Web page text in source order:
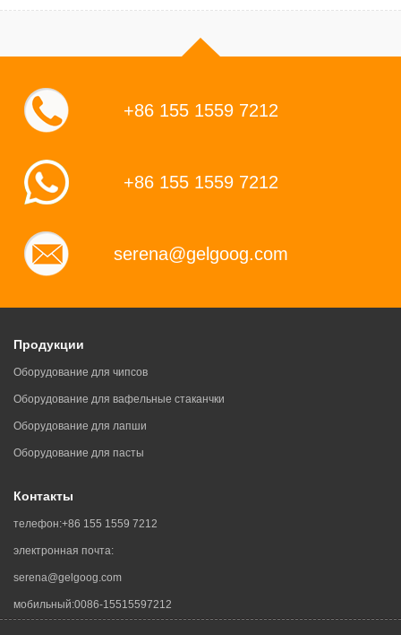
+86 155 1559 7212
+86 155 1559 7212
serena@gelgoog.com
Продукции
Оборудование для чипсов
Оборудование для вафельные стаканчки
Оборудование для лапши
Оборудование для пасты
Контакты
телефон:+86 155 1559 7212
электронная почта:
serena@gelgoog.com
мобильный:0086-15515597212